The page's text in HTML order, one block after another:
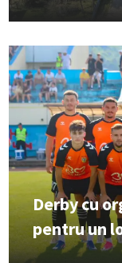
Derby cu
pentru un